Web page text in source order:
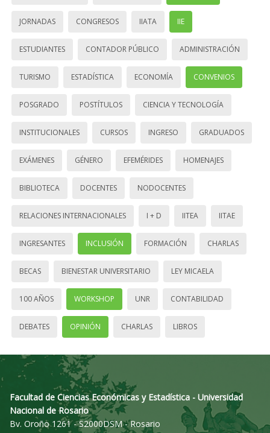
JORNADAS CONGRESOS IIATA IIE
ESTUDIANTES CONTADOR PÚBLICO ADMINISTRACIÓN
TURISMO ESTADÍSTICA ECONOMÍA CONVENIOS
POSGRADO POSTÍTULOS CIENCIA Y TECNOLOGÍA
INSTITUCIONALES CURSOS INGRESO GRADUADOS
EXÁMENES GÉNERO EFEMÉRIDES HOMENAJES
BIBLIOTECA DOCENTES NODOCENTES
RELACIONES INTERNACIONALES I + D IITEA IITAE
INGRESANTES INCLUSIÓN FORMACIÓN CHARLAS
BECAS BIENESTAR UNIVERSITARIO LEY MICAELA
100 AÑOS WORKSHOP UNR CONTABILIDAD
DEBATES OPINIÓN CHARLAS LIBROS
Facultad de Ciencias Económicas y Estadística - Universidad
Nacional de Rosario
Bv. Oroño 1261 - S2000DSM - Rosario